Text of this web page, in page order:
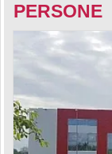
PERSONE